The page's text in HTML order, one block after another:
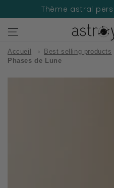
IGNORER LE
CONTENUThème astral
Accueil › Best selling products
Phases de Lune